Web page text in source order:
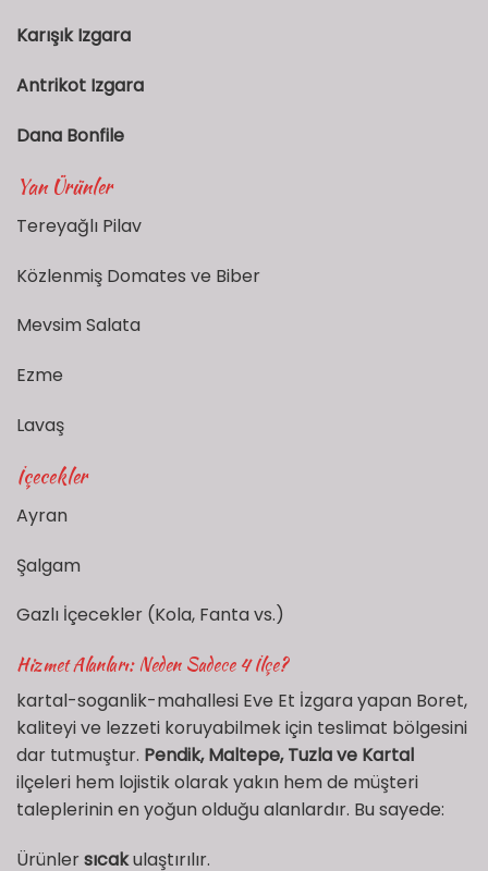
Karışık Izgara
Antrikot Izgara
Dana Bonfile
Yan Ürünler
Tereyağlı Pilav
Közlenmiş Domates ve Biber
Mevsim Salata
Ezme
Lavaş
İçecekler
Ayran
Şalgam
Gazlı İçecekler (Kola, Fanta vs.)
Hizmet Alanları: Neden Sadece 4 İlçe?
kartal-soganlik-mahallesi Eve Et İzgara yapan Boret,
kaliteyi ve lezzeti koruyabilmek için teslimat bölgesini
dar tutmuştur. Pendik, Maltepe, Tuzla ve Kartal
ilçeleri hem lojistik olarak yakın hem de müşteri
taleplerinin en yoğun olduğu alanlardır. Bu sayede:
Ürünlersıcakulaştırılır.